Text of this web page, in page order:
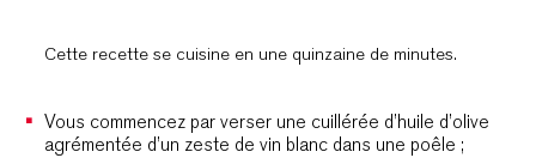
Cette recette se cuisine en une quinzaine de minutes.
Vous commencez par verser une cuillérée d’huile d’olive
agrémentée d’un zeste de vin blanc dans une poêle ;